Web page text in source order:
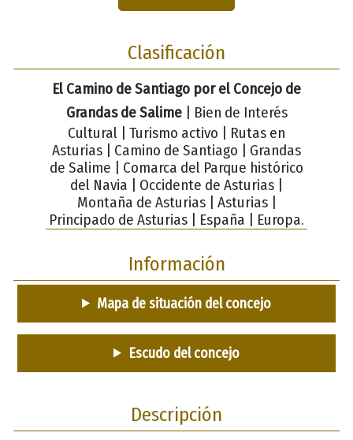
Clasificación
El Camino de Santiago por el Concejo de
Grandas de Salime| Bien de Interés
Cultural | Turismo activo | Rutas en
Asturias | Camino de Santiago | Grandas
de Salime | Comarca del Parque histórico
del Navia | Occidente de Asturias |
Montaña de Asturias | Asturias |
Principado de Asturias | España | Europa.
Información
Mapa de situación del concejo
Escudo del concejo
Descripción